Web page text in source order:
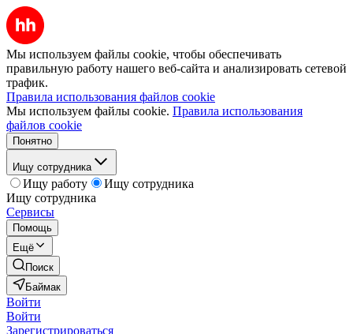
Мы используем файлы cookie, чтобы обеспечивать
правильную работу нашего веб-сайта и анализировать сетевой
трафик.
Правила использования файлов cookie
Мы используем файлы cookie. Правила использования
файлов cookie
Понятно
Ищу сотрудника
Ищу работу
Ищу сотрудника
Ищу сотрудника
Сервисы
Помощь
Ещё
Поиск
Баймак
Войти
Войти
Зарегистрироваться